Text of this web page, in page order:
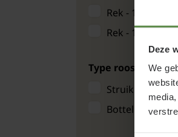
Deze
We
Rek - 120 x 180
Rek - 130 x 200
Type roos
Struikroos
Bottelroos